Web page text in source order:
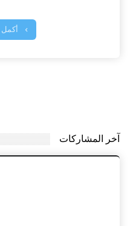
أكمل
آخر المشاركات